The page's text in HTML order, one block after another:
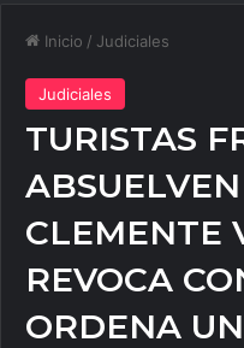
Inicio / Judiciales
Judiciales
TURISTAS
CLEMENTE
REVOCA
ORDENA